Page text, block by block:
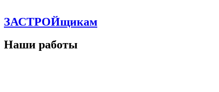
ЗАСТРОЙщикам
Наши работы